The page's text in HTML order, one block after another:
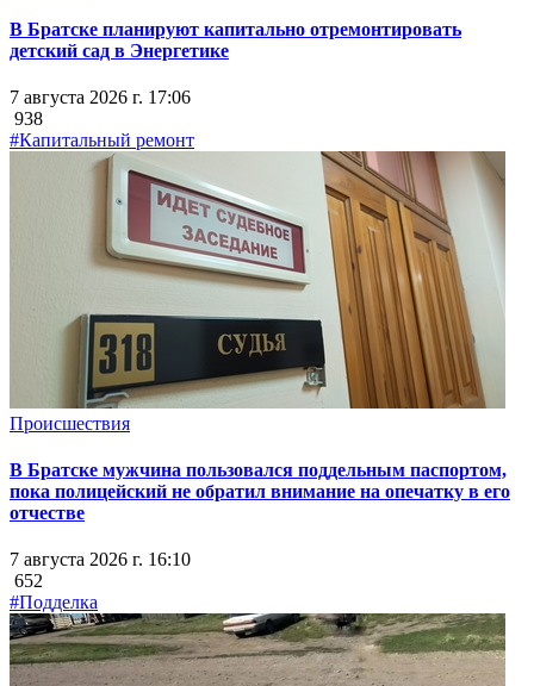
В Братске планируют капитально отремонтировать
детский сад в Энергетике
7 августа 2026 г. 17:06
938
#Капитальный ремонт
Происшествия
В Братске мужчина пользовался поддельным паспортом,
пока полицейский не обратил внимание на опечатку в его
отчестве
7 августа 2026 г. 16:10
652
#Подделка